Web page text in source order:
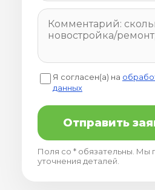
Я согласен(а) на
данных
Отправить
Поля со * обязательны. Мы
уточнения деталей.